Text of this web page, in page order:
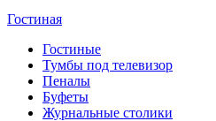
Гостиная
Гостиные
Тумбы под телевизор
Пеналы
Буфеты
Журнальные столики